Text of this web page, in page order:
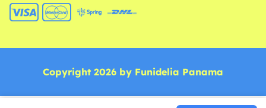
Copyright 2026 by Funidelia Panama